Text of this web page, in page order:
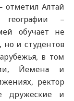
отметил Алтай
–
обучает не
но и студентов
в том
Йемена и
ректор
дружеские и